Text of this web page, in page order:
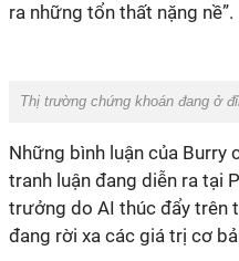
ra những tổn thất nặng nề”.
Thị trường chứng khoán đang ở
Những bình luận của Burry
tranh luận đang diễn ra tại
trưởng do AI thúc đẩy trên
đang rời xa các giá trị cơ